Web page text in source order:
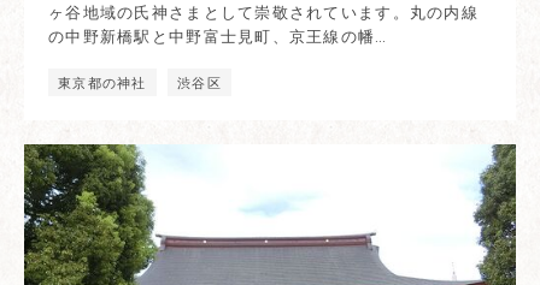
東京都の神社 渋谷区
ヶ谷地域の氏神さまとして崇敬されています。丸の内線
の中野新橋駅と中野富士見町、京王線の幡…